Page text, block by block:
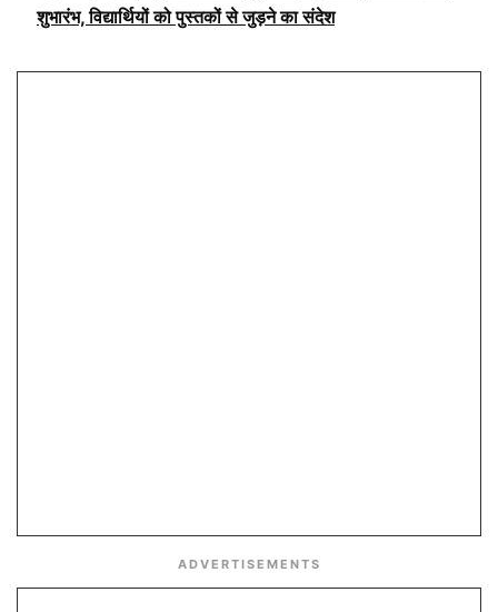
शुभारंभ, विद्यार्थियों को पुस्तकों से जुड़ने का संदेश
ADVERTISEMENTS